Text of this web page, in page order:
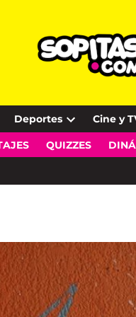
Deportes
Open
dropdown
Cine y
QUIZZES